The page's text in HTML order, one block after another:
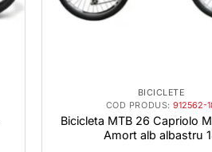
BICICLETE
COD PRODUS:912562-
Bicicleta MTB 26 Capriolo
Amort alb albastru